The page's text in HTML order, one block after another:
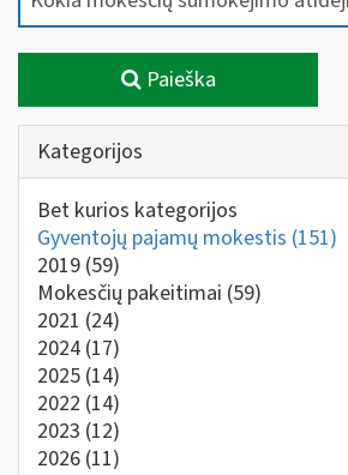
Paieška
Kategorijos
Bet kurios kategorijos
Gyventojų pajamų mokestis (151)
2019 (59)
Mokesčių pakeitimai (59)
2021 (24)
2024 (17)
2025 (14)
2022 (14)
2023 (12)
2026 (11)